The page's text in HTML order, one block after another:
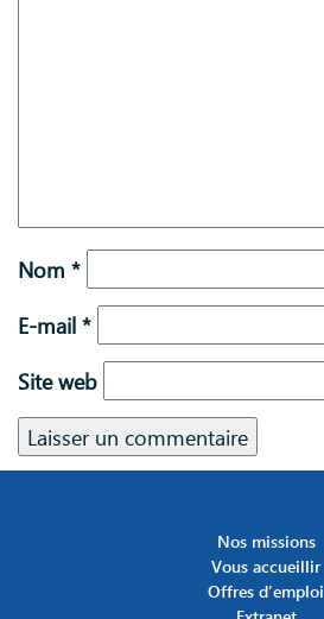
Nom *
E-mail *
Site web
Nos missions
Vous accueillir
Offres d’emploi